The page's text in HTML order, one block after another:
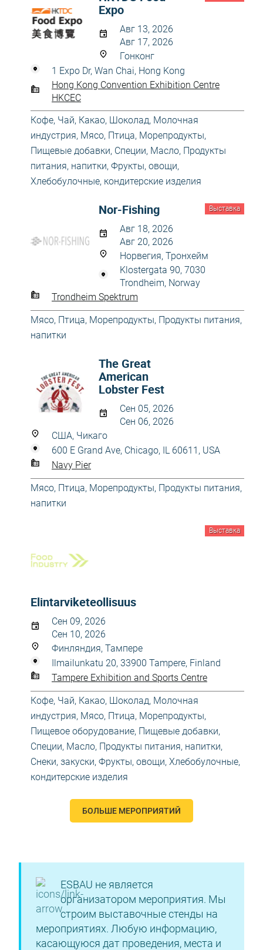
Expo
Авг 13, 2026
Авг 17, 2026
Гонконг
1 Expo Dr, Wan Chai, Hong Kong
Hong Kong Convention Exhibition Centre
HKCEC
Кофе, Чай, Какао, Шоколад, Молочная
индустрия, Мясо, Птица, Морепродукты,
Пищевые добавки, Специи, Масло, Продукты
питания, напитки, Фрукты, овощи,
Хлебобулочные, кондитерские изделия
Выставка
Nor-Fishing
Авг 18, 2026
Авг 20, 2026
Норвегия, Тронхейм
Klostergata 90, 7030
Trondheim, Norway
Trondheim Spektrum
Мясо, Птица, Морепродукты, Продукты питания,
напитки
The Great
American
Lobster Fest
Сен 05, 2026
Сен 06, 2026
США, Чикаго
600 E Grand Ave, Chicago, IL 60611, USA
Navy Pier
Мясо, Птица, Морепродукты, Продукты питания,
напитки
Выставка
Elintarviketeollisuus
Сен 09, 2026
Сен 10, 2026
Финляндия, Тампере
Ilmailunkatu 20, 33900 Tampere, Finland
Tampere Exhibition and Sports Centre
Кофе, Чай, Какао, Шоколад, Молочная
индустрия, Мясо, Птица, Морепродукты,
Пищевое оборудование, Пищевые добавки,
Специи, Масло, Продукты питания, напитки,
Снеки, закуски, Фрукты, овощи, Хлебобулочные,
кондитерские изделия
БОЛЬШЕ МЕРОПРИЯТИЙ
ESBAU не является
организатором мероприятия. Мы
строим выставочные стенды на
мероприятиях. Любую информацию,
касающуюся дат проведения, места и